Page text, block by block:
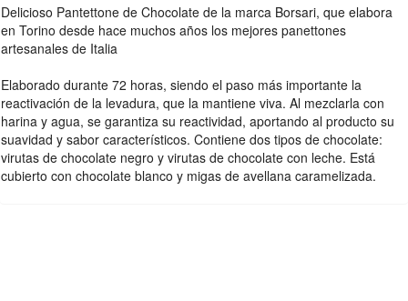
Delicioso Pantettone de Chocolate de la marca Borsari, que elabora
en Torino desde hace muchos años los mejores panettones
artesanales de Italia
Elaborado durante 72 horas, siendo el paso más importante la
reactivación de la levadura, que la mantiene viva. Al mezclarla con
harina y agua, se garantiza su reactividad, aportando al producto su
suavidad y sabor característicos. Contiene dos tipos de chocolate:
virutas de chocolate negro y virutas de chocolate con leche. Está
cubierto con chocolate blanco y migas de avellana caramelizada.